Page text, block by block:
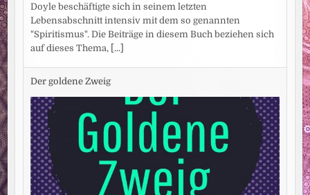
Doyle beschäftigte sich in seinem letzten
Lebensabschnitt intensiv mit dem so genannten
"Spiritismus". Die Beiträge in diesem Buch beziehen sich
auf dieses Thema, [...]
Der goldene Zweig